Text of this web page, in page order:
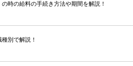
時の給料の手続き方法や期間を解説！
別で解説！